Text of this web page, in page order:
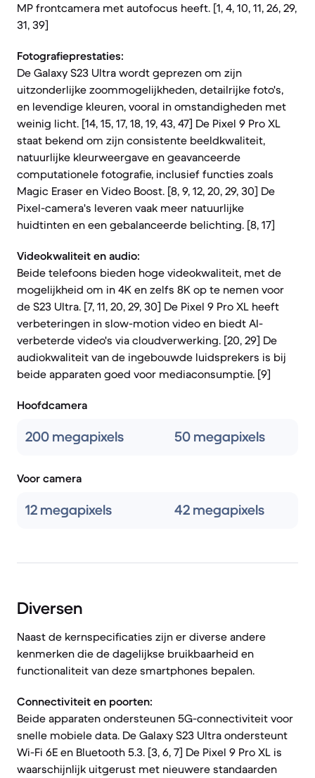
MP frontcamera met autofocus heeft. [1, 4, 10, 11, 26, 29,
31, 39]
Fotografieprestaties:
De Galaxy S23 Ultra wordt geprezen om zijn
uitzonderlijke zoommogelijkheden, detailrijke foto's,
en levendige kleuren, vooral in omstandigheden met
weinig licht. [14, 15, 17, 18, 19, 43, 47] De Pixel 9 Pro XL
staat bekend om zijn consistente beeldkwaliteit,
natuurlijke kleurweergave en geavanceerde
computationele fotografie, inclusief functies zoals
Magic Eraser en Video Boost. [8, 9, 12, 20, 29, 30] De
Pixel-camera's leveren vaak meer natuurlijke
huidtinten en een gebalanceerde belichting. [8, 17]
Videokwaliteit en audio:
Beide telefoons bieden hoge videokwaliteit, met de
mogelijkheid om in 4K en zelfs 8K op te nemen voor
de S23 Ultra. [7, 11, 20, 29, 30] De Pixel 9 Pro XL heeft
verbeteringen in slow-motion video en biedt AI-
verbeterde video's via cloudverwerking. [20, 29] De
audiokwaliteit van de ingebouwde luidsprekers is bij
beide apparaten goed voor mediaconsumptie. [9]
Hoofdcamera
200 megapixels 50 megapixels
Voor camera
12 megapixels 42 megapixels
Diversen
Naast de kernspecificaties zijn er diverse andere
kenmerken die de dagelijkse bruikbaarheid en
functionaliteit van deze smartphones bepalen.
Connectiviteit en poorten:
Beide apparaten ondersteunen 5G-connectiviteit voor
snelle mobiele data. De Galaxy S23 Ultra ondersteunt
Wi-Fi 6E en Bluetooth 5.3. [3, 6, 7] De Pixel 9 Pro XL is
waarschijnlijk uitgerust met nieuwere standaarden